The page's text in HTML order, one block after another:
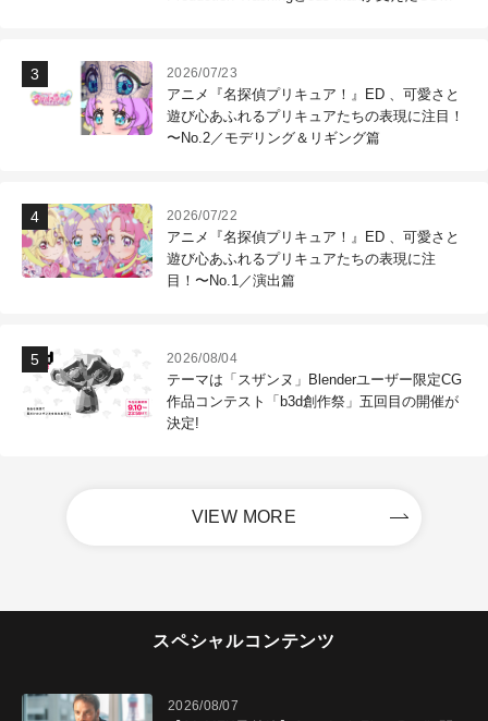
2026/07/23
アニメ『名探偵プリキュア！』ED 、可愛さと
遊び心あふれるプリキュアたちの表現に注目！
〜No.2／モデリング＆リギング篇
2026/07/22
アニメ『名探偵プリキュア！』ED 、可愛さと
遊び心あふれるプリキュアたちの表現に注
目！〜No.1／演出篇
2026/08/04
テーマは「スザンヌ」Blenderユーザー限定CG
作品コンテスト「b3d創作祭」五回目の開催が
決定!
VIEW MORE
スペシャルコンテンツ
2026/08/07